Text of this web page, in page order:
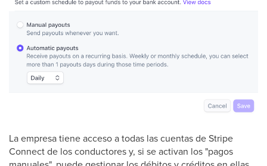
La empresa tiene acceso a todas las cuentas de Stripe
Connect de los conductores y, si se activan los "pagos